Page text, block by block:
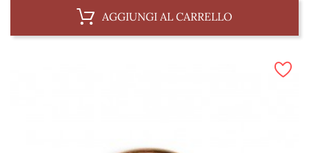
AGGIUNGI AL CARRELLO